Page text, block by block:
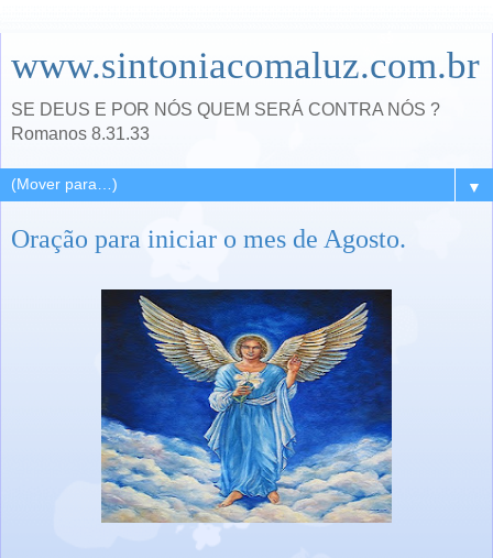
www.sintoniacomaluz.com.br
SE DEUS E POR NÓS QUEM SERÁ CONTRA NÓS ?
Romanos 8.31.33
▼
Oração para iniciar o mes de Agosto.